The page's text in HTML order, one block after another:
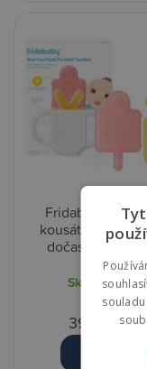
Fridababy
kousátko 4v1
dočasných
Skladem4 ks
390,00 Kč